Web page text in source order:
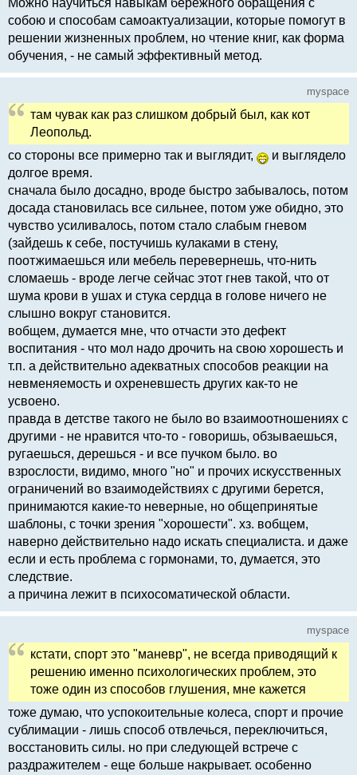
собою и способам самоактуализации, которые помогут в
решении жизненных проблем, но чтение книг, как форма
обучения, - не самый эффективный метод.
myspace
там чувак как раз слишком добрый был, как кот
Леопольд.
со стороны все примерно так и выглядит,
и выглядело
долгое время.
сначала было досадно, вроде быстро забывалось, потом
досада становилась все сильнее, потом уже обидно, это
чувство усиливалось, потом стало слабым гневом
(зайдешь к себе, постучишь кулаками в стену,
поотжимаешься или мебель перевернешь, что-нить
сломаешь - вроде легче сейчас этот гнев такой, что от
шума крови в ушах и стука сердца в голове ничего не
слышно вокруг становится.
вобщем, думается мне, что отчасти это дефект
воспитания - что мол надо дрочить на свою хорошесть и
т.п. а действительно адекватных способов реакции на
невменяемость и охреневшесть других как-то не
усвоено.
правда в детстве такого не было во взаимоотношениях с
другими - не нравится что-то - говоришь, обзываешься,
ругаешься, дерешься - и все пучком было. во
взрослости, видимо, много "но" и прочих искусственных
ограничений во взаимодействиях с другими берется,
принимаются какие-то неверные, но общепринятые
шаблоны, с точки зрения "хорошести". хз. вобщем,
наверно действительно надо искать специалиста. и даже
если и есть проблема с гормонами, то, думается, это
следствие.
а причина лежит в психосоматической области.
myspace
кстати, спорт это "маневр", не всегда приводящий к
решению именно психологических проблем, это
тоже один из способов глушения, мне кажется
тоже думаю, что успокоительные колеса, спорт и прочие
сублимации - лишь способ отвлечься, переключиться,
восстановить силы. но при следующей встрече с
раздражителем - еще больше накрывает. особенно